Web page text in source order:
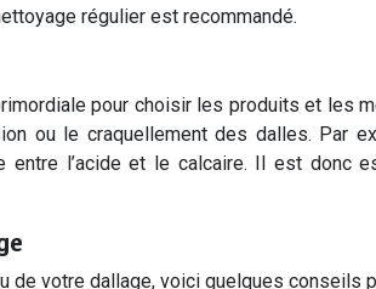
régulier est recommandé.
pour choisir les produits et les
ou le craquellement des dalles. Par
entre l’acide et le calcaire. Il est donc
votre dallage, voici quelques conseils